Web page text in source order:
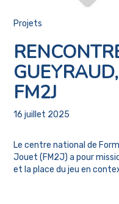
Projets
FM2J
16 juillet 2025
Le centre national de
Jouet (FM2J) a pour
et la place du jeu en